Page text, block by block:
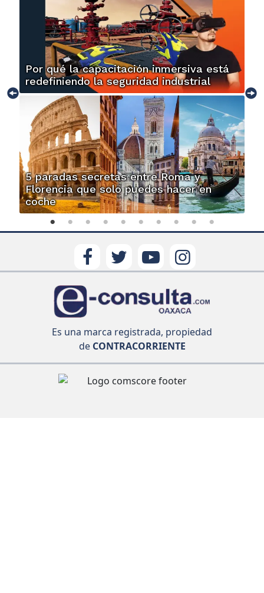
Por qué la capacitación inmersiva está
redefiniendo la seguridad industrial
5 paradas secretas entre Roma y
Florencia que solo puedes hacer en
coche
Es una marca registrada, propiedad
deCONTRACORRIENTE